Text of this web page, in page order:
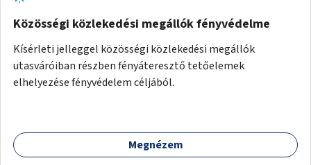
Közösségi közlekedési megállók fényvédelme
Kísérleti jelleggel közösségi közlekedési megállók
utasváróiban részben fényáteresztő tetőelemek
elhelyezése fényvédelem céljából.
Megnézem